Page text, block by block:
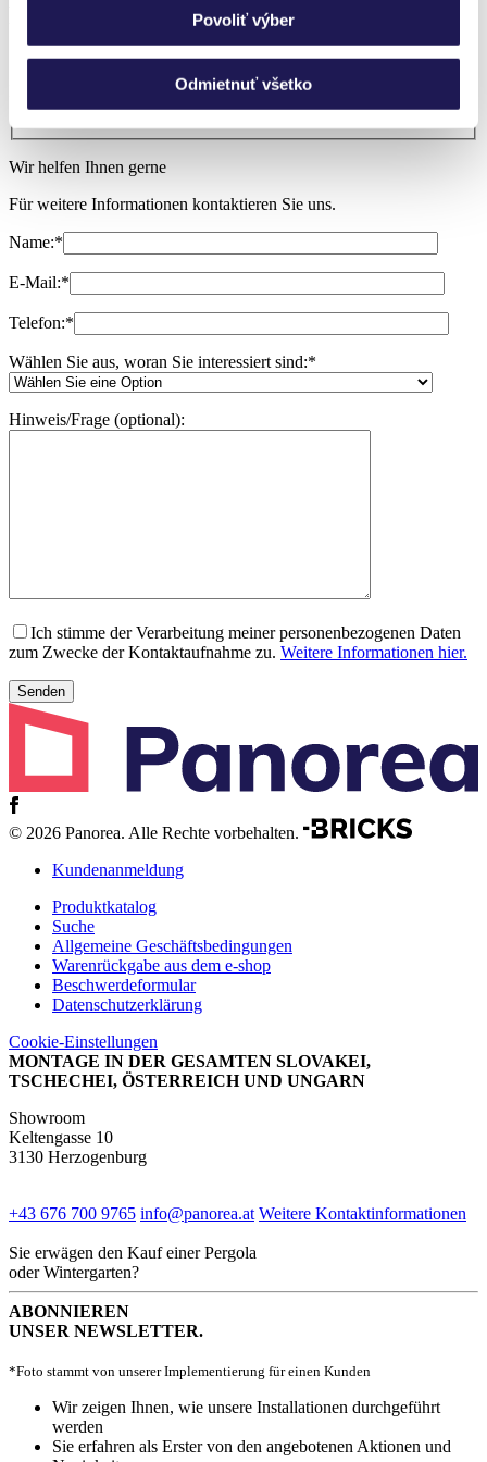
Povoliť výber
Odmietnuť všetko
Rufen Sie uns an, wir nehmen uns gern
Zeit!
Wir helfen Ihnen gerne
Für weitere Informationen kontaktieren Sie uns.
Name:*
E-Mail:*
Telefon:*
Wählen Sie aus, woran Sie interessiert sind:*
Hinweis/Frage (optional):
Ich stimme der Verarbeitung meiner personenbezogenen Daten
zum Zwecke der Kontaktaufnahme zu. Weitere Informationen hier.
© 2026 Panorea. Alle Rechte vorbehalten.
Kundenanmeldung
Produktkatalog
Suche
Allgemeine Geschäftsbedingungen
Warenrückgabe aus dem e-shop
Beschwerdeformular
Datenschutzerklärung
Cookie-Einstellungen
MONTAGE IN DER GESAMTEN SLOVAKEI,
TSCHECHEI, ÖSTERREICH UND UNGARN
Showroom
Keltengasse 10
3130 Herzogenburg
+43 676 700 9765 info@panorea.at Weitere Kontaktinformationen
Sie erwägen den Kauf einer Pergola
oder Wintergarten?
ABONNIEREN
UNSER NEWSLETTER.
*Foto stammt von unserer Implementierung für einen Kunden
Wir zeigen Ihnen, wie unsere Installationen durchgeführt
werden
Sie erfahren als Erster von den angebotenen Aktionen und